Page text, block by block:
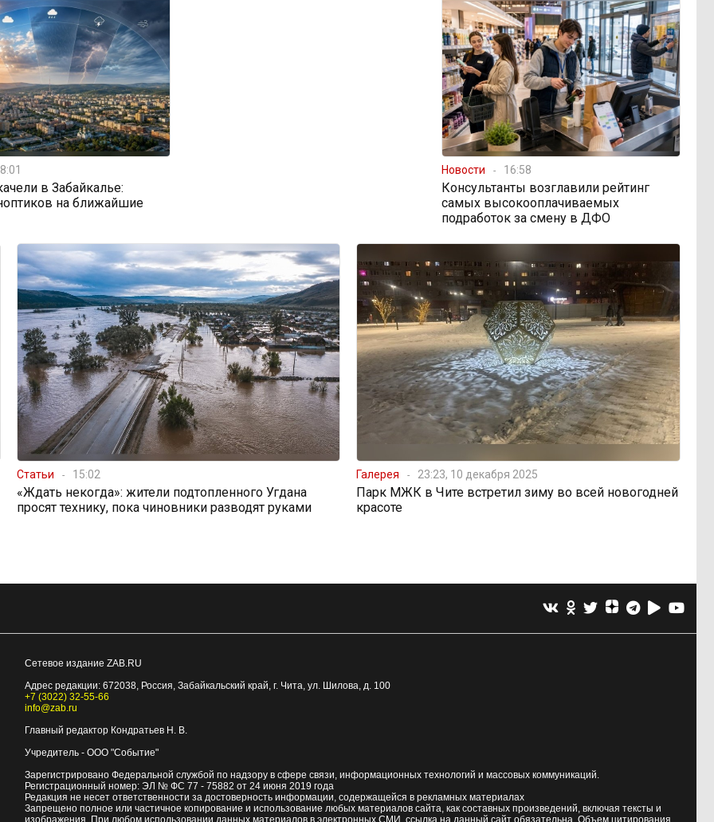
в Забайкалье:
на ближайшие
Новости 16:58
Консультанты возглавили рейтинг
самых высокооплачиваемых
подработок за смену в ДФО
Статьи 15:02
«Ждать некогда»: жители подтопленного Угдана
просят технику, пока чиновники разводят руками
Галерея 23:23, 10 декабря 2025
Парк МЖК в Чите встретил зиму во всей новогодней
красоте
Сетевое издание ZAB.RU
Адрес редакции: 672038, Россия, Забайкальский край, г. Чита, ул. Шилова, д. 100
+7 (3022) 32-55-66
info@zab.ru
Главный редактор Кондратьев Н. В.
Учредитель - ООО "Событие"
Зарегистрировано Федеральной службой по надзору в сфере связи, информационных технологий и массовых коммуникаций.
Регистрационный номер: ЭЛ № ФС 77 - 75882 от 24 июня 2019 года
Редакция не несет ответственности за достоверность информации, содержащейся в рекламных материалах
Запрещено полное или частичное копирование и использование любых материалов сайта, как составных произведений, включая тексты и
изображения. При любом использовании данных материалов в электронных СМИ, ссылка на данный сайт обязательна. Объем цитирования